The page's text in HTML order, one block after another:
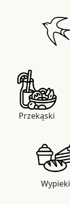
Przekąski
Wypieki